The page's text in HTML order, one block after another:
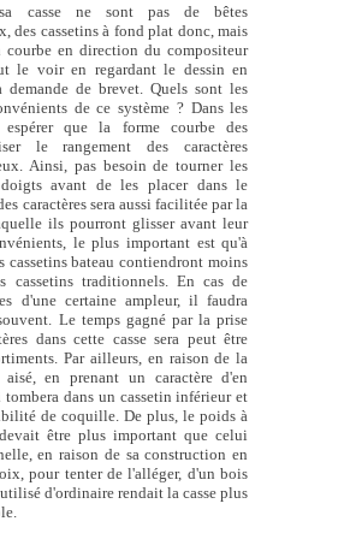
casse ne sont pas de bêtes
des cassetins à fond plat donc, mais
courbe en direction du compositeur
le voir en regardant le dessin en
de brevet. Quels sont les
de ce système ? Dans les
espérer que la forme courbe des
le rangement des caractères
Ainsi, pas besoin de tourner les
doigts avant de les placer dans le
caractères sera aussi facilitée par la
ils pourront glisser avant leur
le plus important est qu'à
cassetins bateau contiendront moins
cassetins traditionnels. En cas de
d'une certaine ampleur, il faudra
Le temps gagné par la prise
dans cette casse sera peut être
Par ailleurs, en raison de la
en prenant un caractère d'en
dans un cassetin inférieur et
de coquille. De plus, le poids à
être plus important que celui
en raison de sa construction en
pour tenter de l'alléger, d'un bois
d'ordinaire rendait la casse plus